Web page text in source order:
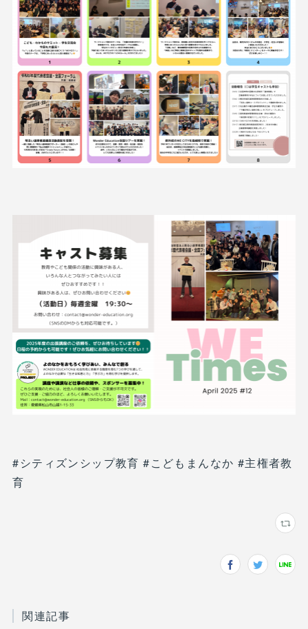
#シティズンシップ教育 #こどもまんなか #主権者教
育
関連記事